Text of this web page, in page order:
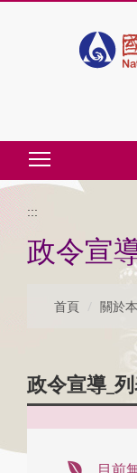
容
區
塊
:::
政令宣
首頁 關於
政令宣導_
目前